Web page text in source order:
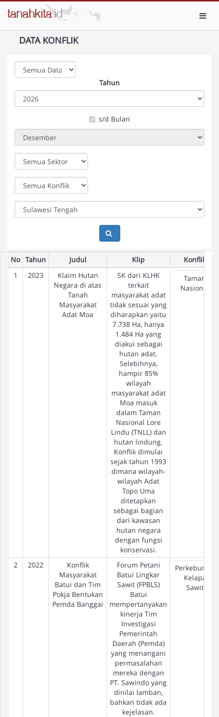
DATA KONFLIK
Tahun
s/d Bulan
No Tahun Judul Klip
Konflik
1
2023
Klaim Hutan
Negara di atas
Tanah
Masyarakat
Adat Moa
SK dari KLHK
terkait
masyarakat adat
tidak sesuai yang
diharapkan yaitu
7.738 Ha, hanya
1.484 Ha yang
diakui sebagai
hutan adat.
Selebihnya,
hampir 85%
wilayah
masyarakat adat
Moa masuk
dalam Taman
Nasional Lore
Lindu (TNLL) dan
hutan lindung.
Konflik dimulai
sejak tahun 1993
dimana wilayah-
wilayah Adat
Topo Uma
ditetapkan
sebagai bagian
dari kawasan
hutan negara
dengan fungsi
konservasi.
Taman
Nasional
2 2022
Konflik
Masyarakat
Batui dan Tim
Pokja Bentukan
Pemda Banggai
Forum Petani
Batui Lingkar
Sawit (FPBLS)
Batui
mempertanyakan
kinerja Tim
Investigasi
Pemerintah
Daerah (Pemda)
yang menangani
permasalahan
mereka dengan
PT. Sawindo yang
dinilai lamban,
bahkan tidak ada
kejelasan.
Perkebunan
Kelapa
Sawit